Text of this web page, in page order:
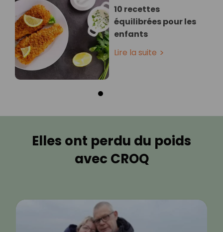
10 recettes
équilibrées pour les
enfants
Lire la suite
Elles ont perdu du poids
avec CROQ